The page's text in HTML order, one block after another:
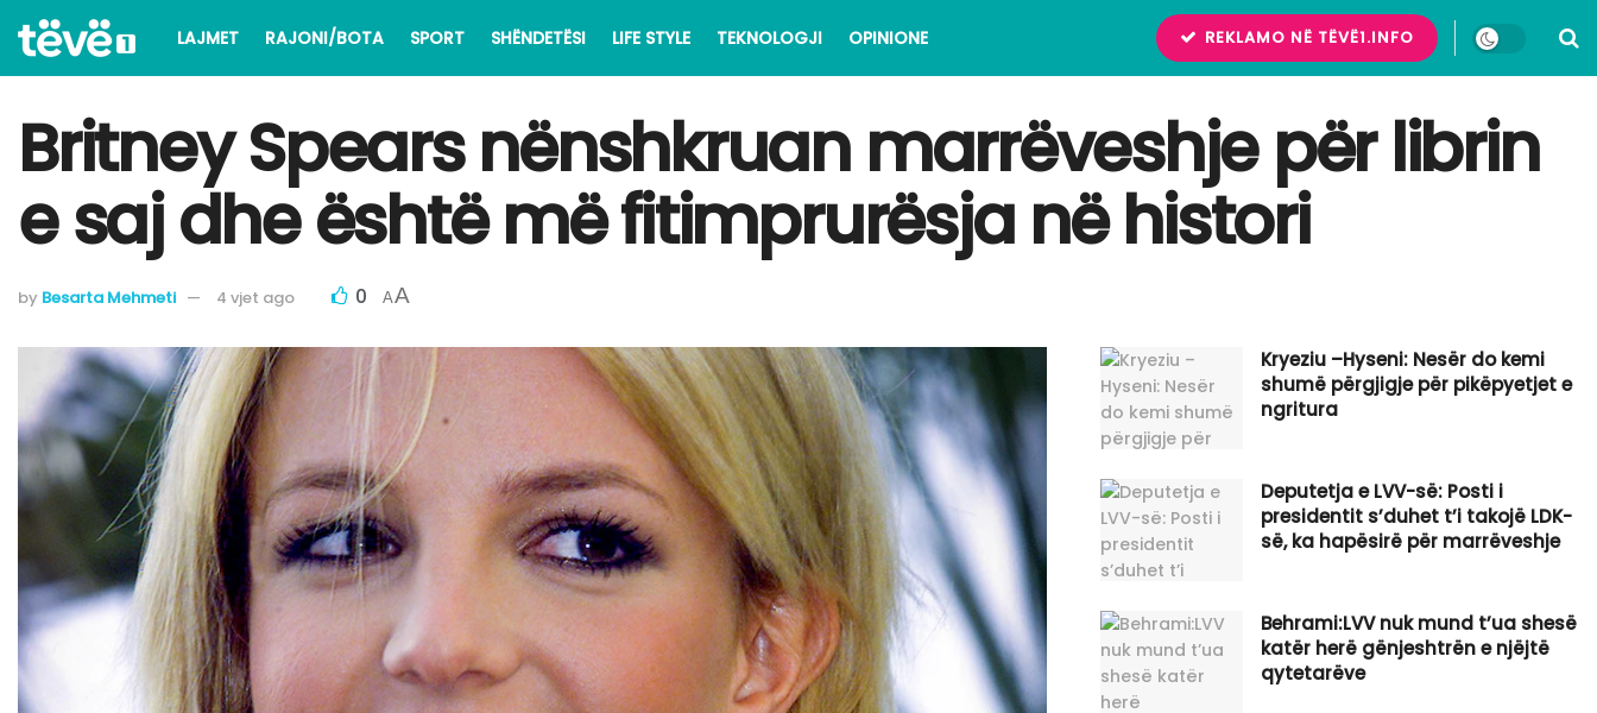
LAJMET RAJONI/BOTA SPORT SHËNDETËSI LIFE STYLE TEKNOLOGJI OPINIONE REKLAMO NË TËVË1.INFO
Britney Spears nënshkruan marrëveshje për librin
e saj dhe është më fitimprurësja në histori
by Besarta Mehmeti 4 vjet ago 0 AA
Kryeziu –Hyseni: Nesër do kemi
shumë përgjigje për pikëpyetjet e
ngritura
Deputetja e LVV-së: Posti i
presidentit s’duhet t’i takojë LDK-
së, ka hapësirë për marrëveshje
Behrami:LVV nuk mund t’ua shesë
katër herë gënjeshtrën e njëjtë
qytetarëve